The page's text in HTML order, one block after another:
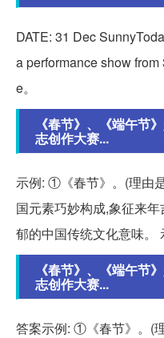
DATE: 31 Dec
a performance show
e。
《春节》、《端午节
志创作大赛...
示例: ①《春节》。(理由
国元素巧妙构成,象征来
郁的中国传统文化意味。
《春节》、《端午节
志创作大赛...
答案示例: ①《春节》。(